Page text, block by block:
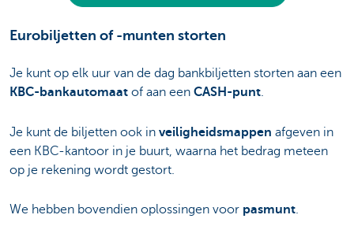
Eurobiljetten of -munten storten
Je kunt op elk uur van de dag bankbiljetten storten aan een
KBC-bankautomaat of aan een CASH-punt.
Je kunt de biljetten ook in veiligheidsmappen afgeven in
een KBC-kantoor in je buurt, waarna het bedrag meteen
op je rekening wordt gestort.
We hebben bovendien oplossingen voor pasmunt.